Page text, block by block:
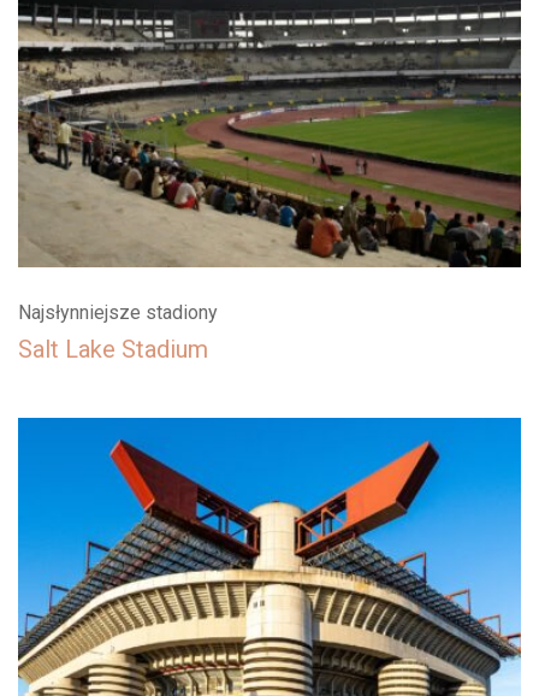
Najsłynniejsze stadiony
Salt Lake Stadium